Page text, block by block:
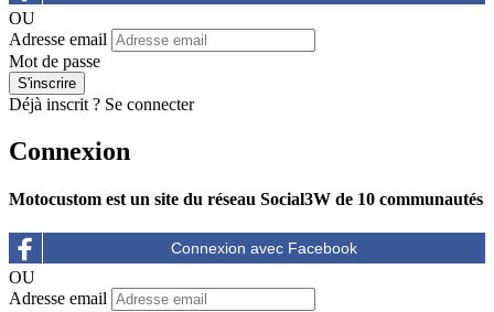
OU
Adresse email
Mot de passe
Déjà inscrit ? Se connecter
Connexion
Motocustom est un site du réseau Social3W de 10 communautés
OU
Adresse email